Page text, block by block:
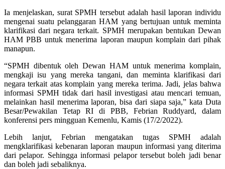
Ia menjelaskan, surat SPMH tersebut adalah hasil laporan individu
mengenai suatu pelanggaran HAM yang bertujuan untuk meminta
klarifikasi dari negara terkait. SPMH merupakan bentukan Dewan
HAM PBB untuk menerima laporan maupun komplain dari pihak
manapun.
“SPMH dibentuk oleh Dewan HAM untuk menerima komplain,
mengkaji isu yang mereka tangani, dan meminta klarifikasi dari
negara terkait atas komplain yang mereka terima. Jadi, jelas bahwa
informasi SPMH tidak dari hasil investigasi atau mencari temuan,
melainkan hasil menerima laporan, bisa dari siapa saja,” kata Duta
Besar/Pewakilan Tetap RI di PBB, Febrian Ruddyard, dalam
konferensi pers mingguan Kemenlu, Kamis (17/2/2022).
Lebih lanjut, Febrian mengatakan tugas SPMH adalah
mengklarifikasi kebenaran laporan maupun informasi yang diterima
dari pelapor. Sehingga informasi pelapor tersebut boleh jadi benar
dan boleh jadi sebaliknya.